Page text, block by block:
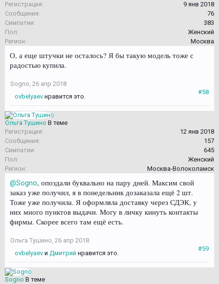
Регистрация:
9 янв 2018
Сообщения:
76
Симпатии:
383
Пол:
Женский
Регион:
Москва
О, а еще штучки не осталось? Я бы такую модель тоже с
радостью купила.
Sogno, 26 апр 2018
#58
ovbelyaev нравится это.
Ольга Тушино В теме
Регистрация:
12 янв 2018
Сообщения:
157
Симпатии:
645
Пол:
Женский
Регион:
Москва-Волоколамск
@Sogno, опоздали буквально на пару дней. Максим свой
заказ уже получил, я в понедельник дозаказала ещё 2 шт.
Тоже уже получила. Я оформляла доставку через СДЭК, у
них много пунктов выдачи. Могу в личку кинуть контакты
фирмы. Скорее всего там ещё есть.
Ольга Тушино, 26 апр 2018
#59
ovbelyaev и Дмитрий нравится это.
Sogno В теме